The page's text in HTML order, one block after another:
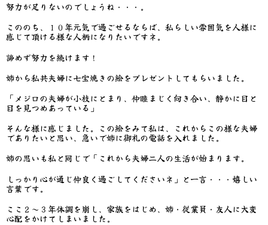
努力が足りないのでしょうね・・・。
こののち、１０年元気で過ごせるならば、私らしい雰囲気を人様に
感じて頂ける様な人柄になりたいですネ。
諦めず努力を続けます！
姉から私共夫婦に七宝焼きの絵をプレゼントしてもらいました。
「メジロの夫婦が小枝にとまり、仲睦まじく向き合い、静かに目と
目を見つめあっている」
そんな様に感じました。この絵をみて私は、これからこの様な夫婦
でありたいと思い、急いで姉に御礼の電話を入れました。
姉の思いも私と同じで「これから夫婦二人の生活が始まります。
しっかり心が通じ仲良く過ごしてくださいネ」と一言・・・嬉しい
言葉です。
ここ２～３年体調を崩し、家族をはじめ、姉・従業員・友人に大変
心配をかけてしまいました。